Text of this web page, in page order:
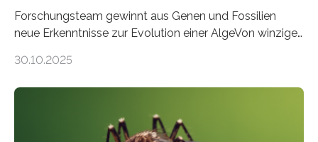
Forschungsteam gewinnt aus Genen und Fossilien
neue Erkenntnisse zur Evolution einer AlgeVon winzigen
Landpflanzen zählen zu den komplexesten
Grünalgen, die vor Hunderten von Millionen Jahren
lebten. Unter den Vorfahren sticht eine Gruppe heraus,
30.10.2025